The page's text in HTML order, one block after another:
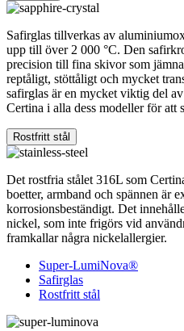
Safirglas tillverkas av
upp till över 2 000 °C. Den
precision till fina skivor som
reptåligt, stöttåligt och mycket
safirglas är en mycket viktig del
Certina i alla dess modeller för att
Rostfritt stål
Det rostfria stålet 316L som
boetter, armband och spännen är
korrosionsbeständigt. Det
nickel, som inte frigörs vid
framkallar några nickelallergier.
Super-LumiNova®
Safirglas
Rostfritt stål